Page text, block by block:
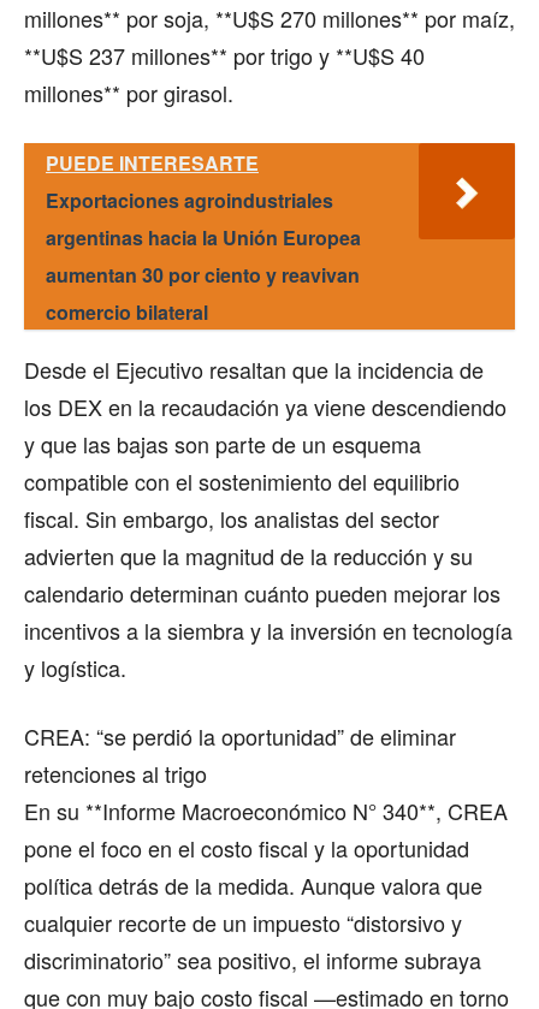
millones** por soja, **U$S 270 millones** por maíz,
**U$S 237 millones** por trigo y **U$S 40
millones** por girasol.
PUEDE INTERESARTE
Exportaciones agroindustriales
argentinas hacia la Unión Europea
aumentan 30 por ciento y reavivan
comercio bilateral
Desde el Ejecutivo resaltan que la incidencia de
los DEX en la recaudación ya viene descendiendo
y que las bajas son parte de un esquema
compatible con el sostenimiento del equilibrio
fiscal. Sin embargo, los analistas del sector
advierten que la magnitud de la reducción y su
calendario determinan cuánto pueden mejorar los
incentivos a la siembra y la inversión en tecnología
y logística.
CREA: “se perdió la oportunidad” de eliminar
retenciones al trigo
En su **Informe Macroeconómico N° 340**, CREA
pone el foco en el costo fiscal y la oportunidad
política detrás de la medida. Aunque valora que
cualquier recorte de un impuesto “distorsivo y
discriminatorio” sea positivo, el informe subraya
que con muy bajo costo fiscal —estimado en torno